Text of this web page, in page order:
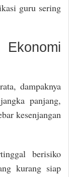
guru sering
dampaknya
panjang,
kesenjangan
berisiko
kurang siap